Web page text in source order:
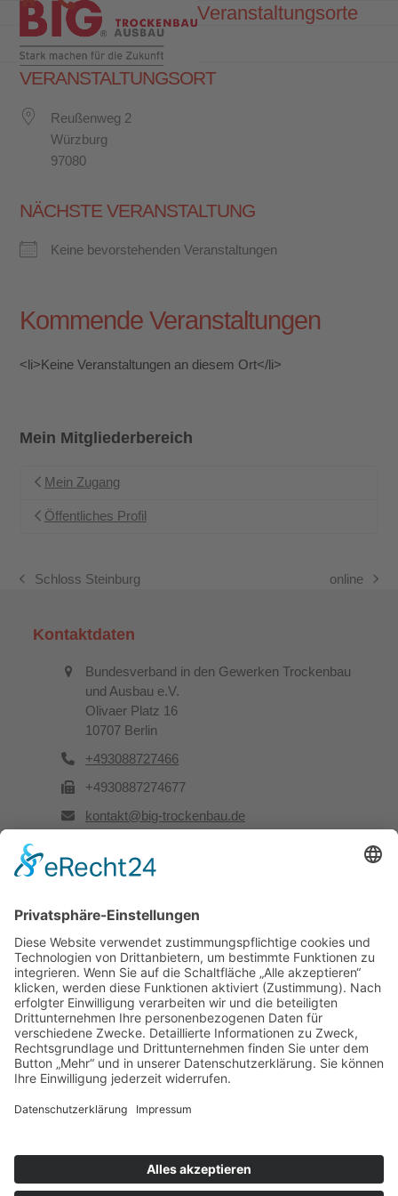
content
Open
mobile
menu
Close
mobile
menu
Veranstaltungsorte
VERANSTALTUNGSORT
Reußenweg 2
Würzburg
97080
NÄCHSTE VERANSTALTUNG
Keine bevorstehenden Veranstaltungen
Kommende Veranstaltungen
<li>Keine Veranstaltungen an diesem Ort</li>
Mein Mitgliederbereich
Mein Zugang
Öffentliches Profil
vorheriger
Schloss Steinburg
Nächster
online
Kontaktdaten
Bundesverband in den Gewerken Trockenbau
und Ausbau e.V.
Olivaer Platz 16
10707 Berlin
+493088727466
+4930887274677
kontakt@big-trockenbau.de
Rechtliches
Kontakt
Impressum
Datenschutz
Facebook
LinkedInInstagram